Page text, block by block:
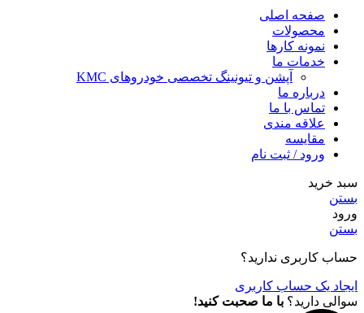
صفحه اصلی
محصولات
نمونه کارها
خدمات ما
آپشن و تیونینگ تخصصی خودروهای KMC
درباره ما
تماس با ما
علاقه مندی
مقايسه
ورود / ثبت نام
سبد خرید
بستن
ورود
بستن
حساب کاربری ندارید؟
ایجاد یک حساب کاربری
سوالی دارید؟ با ما صحبت کنید!